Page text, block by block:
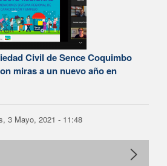
Civil de Sence Coquimbo
miras a un nuevo año en
3 Mayo, 2021 - 11:48